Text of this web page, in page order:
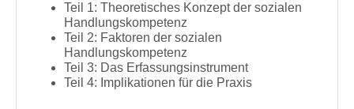
Teil 1: Theoretisches Konzept der sozialen
Handlungskompetenz
Teil 2: Faktoren der sozialen
Handlungskompetenz
Teil 3: Das Erfassungsinstrument
Teil 4: Implikationen für die Praxis